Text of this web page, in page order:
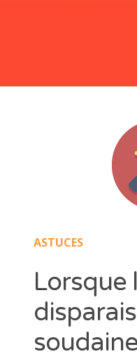
ASTUCES
Lorsque
Questions pour
poste de développeur